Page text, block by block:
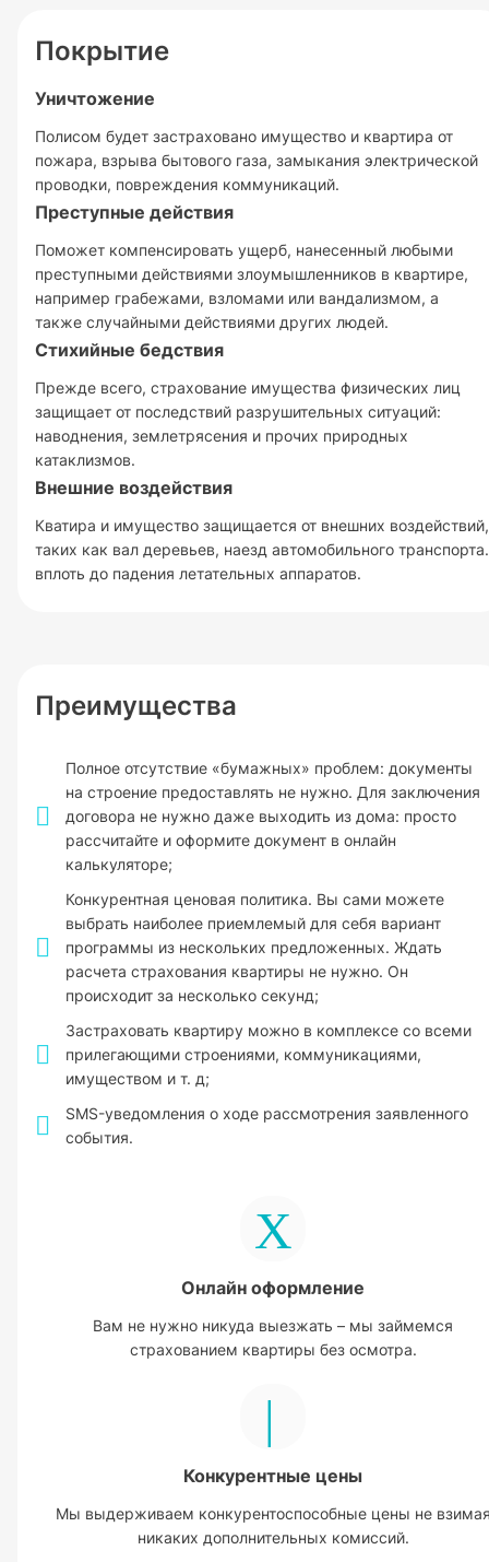
Покрытие
Уничтожение
Полисом будет застраховано имущество и квартира от
пожара, взрыва бытового газа, замыкания электрической
проводки, повреждения коммуникаций.
Преступные действия
Поможет компенсировать ущерб, нанесенный любыми
преступными действиями злоумышленников в квартире,
например грабежами, взломами или вандализмом, а
также случайными действиями других людей.
Стихийные бедствия
Прежде всего, страхование имущества физических лиц
защищает от последствий разрушительных ситуаций:
наводнения, землетрясения и прочих природных
катаклизмов.
Внешние воздействия
Кватира и имущество защищается от внешних воздействий,
таких как вал деревьев, наезд автомобильного транспорта.
вплоть до падения летательных аппаратов.
Преимущества
Полное отсутствие «бумажных» проблем: документы
на строение предоставлять не нужно. Для заключения
договора не нужно даже выходить из дома: просто
рассчитайте и оформите документ в онлайн
калькуляторе;
Конкурентная ценовая политика. Вы сами можете
выбрать наиболее приемлемый для себя вариант
программы из нескольких предложенных. Ждать
расчета страхования квартиры не нужно. Он
происходит за несколько секунд;
Застраховать квартиру можно в комплексе со всеми
прилегающими строениями, коммуникациями,
имуществом и т. д;
SMS-уведомления о ходе рассмотрения заявленного
события.
Онлайн оформление
Вам не нужно никуда выезжать – мы займемся
страхованием квартиры без осмотра.
Конкурентные цены
Мы выдерживаем конкурентоспособные цены не
никаких дополнительных комиссий.